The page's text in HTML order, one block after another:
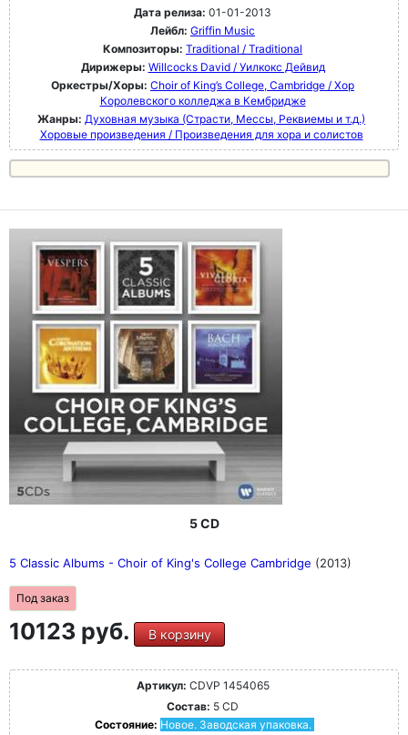
Дата релиза: 01-01-2013
Лейбл: Griffin Music
Композиторы: Traditional / Traditional
Дирижеры: Willcocks David / Уилкокс Дейвид
Оркестры/Хоры: Choir of King’s College, Cambridge / Хор
Королевского колледжа в Кембридже
Жанры: Духовная музыка (Страсти, Мессы, Реквиемы и т.д.)
Хоровые произведения / Произведения для хора и солистов
5 CD
5 Classic Albums - Choir of King's College Cambridge (2013)
Под заказ
10123 руб. В корзину
Артикул: CDVP 1454065
Состав: 5 CD
Состояние: Новое. Заводская упаковка.